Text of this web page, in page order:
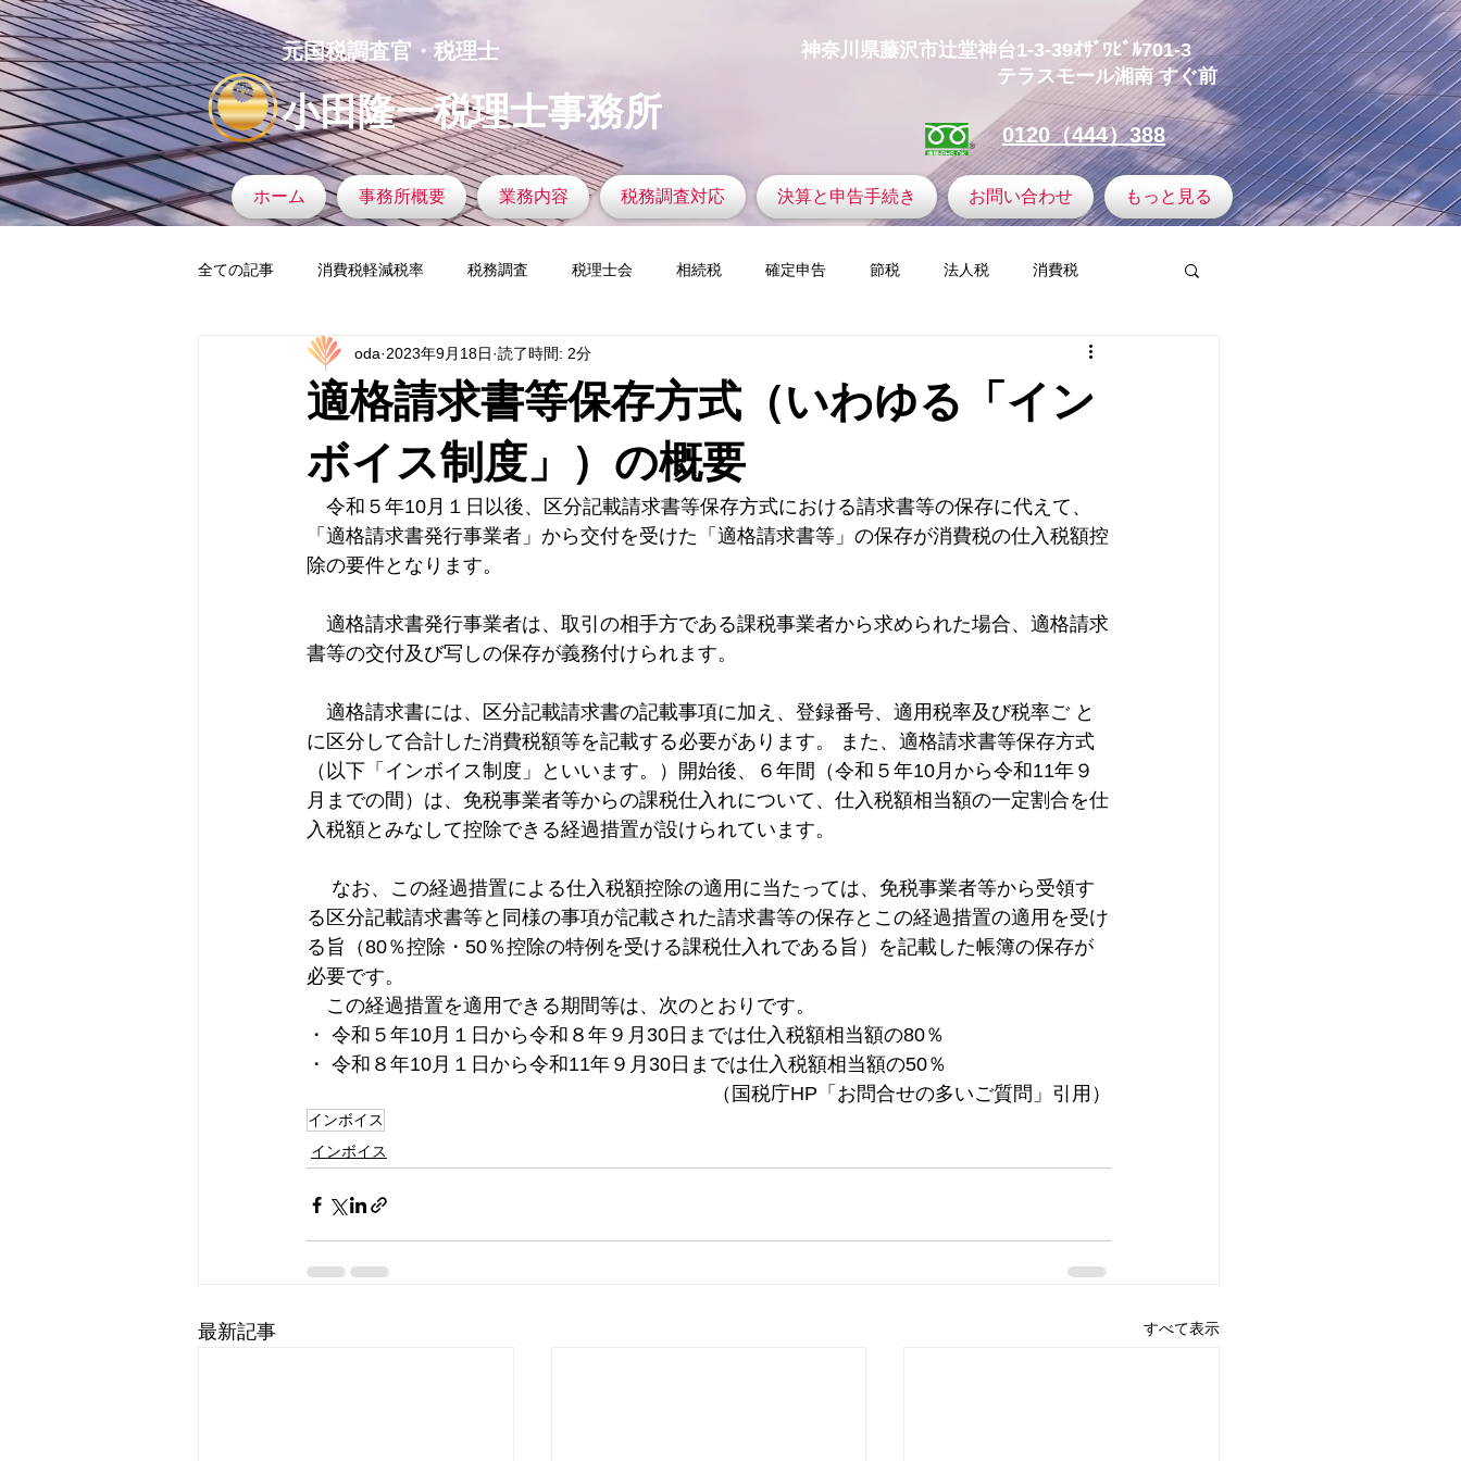
​神奈川県藤沢市辻堂神台1-3-39ｵｻﾞﾜﾋﾞﾙ701-3
テラスモール湘南 すぐ前
0120（444）388
小田隆一税理士事務所
元国税調査官・税理士
ホーム 事務所概要 業務内容 税務調査対応 決算と申告手続き お問い合わせ もっと見る
全ての記事 消費税軽減税率 税務調査 税理士会 相続税 確定申告 節税 法人税 消費税
タックスヘイブン 税務調査官の着眼力 ふるさと納税
マイナンバー 税務署 固定資産税 ゴルフと税金 仮想通貨
会計ソフト 国税局 新型コロナウイルス コロナウイルス 新型コロナウイルス感染症
税務調査
適格請求書等保存方式（いわゆる「イン
ボイス制度」）の概要
oda 2023年9月18日 読了時間: 2分
令和５年10月１日以後、区分記載請求書等保存方式における請求書等の保存に代えて、
「適格請求書発行事業者」から交付を受けた「適格請求書等」の保存が消費税の仕入税額控
除の要件となります。
適格請求書発行事業者は、取引の相手方である課税事業者から求められた場合、適格請求
書等の交付及び写しの保存が義務付けられます。
適格請求書には、区分記載請求書の記載事項に加え、登録番号、適用税率及び税率ご と
に区分して合計した消費税額等を記載する必要があります。 また、適格請求書等保存方式
（以下「インボイス制度」といいます。）開始後、６年間（令和５年10月から令和11年９
月までの間）は、免税事業者等からの課税仕入れについて、仕入税額相当額の一定割合を仕
入税額とみなして控除できる経過措置が設けられています。
なお、この経過措置による仕入税額控除の適用に当たっては、免税事業者等から受領す
る区分記載請求書等と同様の事項が記載された請求書等の保存とこの経過措置の適用を受け
る旨（80％控除・50％控除の特例を受ける課税仕入れである旨）を記載した帳簿の保存が
必要です。
この経過措置を適用できる期間等は、次のとおりです。
・ 令和５年10月１日から令和８年９月30日までは仕入税額相当額の80％
・ 令和８年10月１日から令和11年９月30日までは仕入税額相当額の50％
（国税庁HP「お問合せの多いご質問」引用）
インボイス
インボイス
最新記事 すべて表示